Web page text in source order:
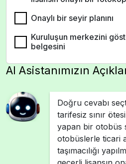
Onaylı bir seyir planını
Kuruluşun merkezini
belgesini
AI Asistanımızın
Doğru cevabı
tarifesiz sınır
yapan bir otobüs
otobüslerle ticari
taşımacılığı